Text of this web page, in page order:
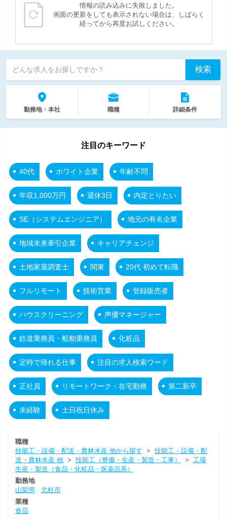
情報の読み込みに失敗しました。
画面の更新をしても表示されない場合は、しばらく
経ってから再度お試しください。
どんな求人をお探しですか？ 検索
勤務地・本社 職種 詳細条件
注目のキーワード
40代 ホワイト企業 年齢不問
年収1,000万円 週休3日 内定とりたい
SE（システムエンジニア） 地元の有名企業
地域未来牽引企業 キャリアチェンジ
土地家屋調査士 関東 20代 初めて転職
フルリモート 技術営業 登録販売者
ハウスクリーニング 声優マネージャー
鉄道乗務員・船舶乗務員 化粧品
定時で帰れる仕事 注目の求人検索ワード
正社員 リモートワーク・在宅勤務 第二新卒
未経験 土日祝日休み
職種
技能工・設備・配送・農林水産 他から探す > 技能工・設備・配
送・農林水産 他> 技能工（整備・生産・製造・工事） > 工場
生産・製造（食品・化粧品・医薬品系）
勤務地
山梨県
北杜市
業種
食品